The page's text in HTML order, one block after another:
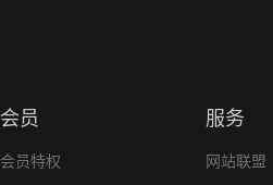
会员
会员特权
服务
网站联盟